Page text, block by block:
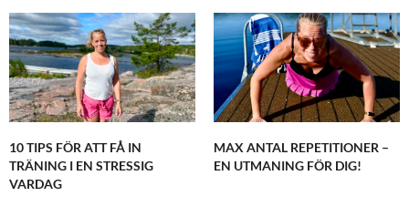
10 TIPS FÖR ATT FÅ IN
TRÄNING I EN STRESSIG
VARDAG
MAX ANTAL REPETITIONER –
EN UTMANING FÖR DIG!